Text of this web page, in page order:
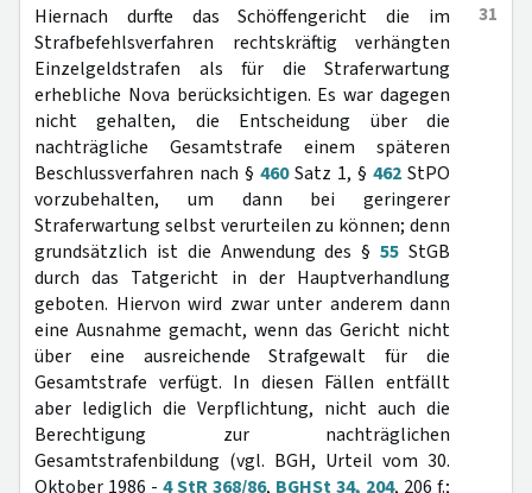
31
Hiernach durfte das Schöffengericht die im
Strafbefehlsverfahren rechtskräftig verhängten
Einzelgeldstrafen als für die Straferwartung
erhebliche Nova berücksichtigen. Es war dagegen
nicht gehalten, die Entscheidung über die
nachträgliche Gesamtstrafe einem späteren
Beschlussverfahren nach § 460Satz 1, § 462 StPO
vorzubehalten, um dann bei geringerer
Straferwartung selbst verurteilen zu können; denn
grundsätzlich ist die Anwendung des §55 StGB
durch das Tatgericht in der Hauptverhandlung
geboten. Hiervon wird zwar unter anderem dann
eine Ausnahme gemacht, wenn das Gericht nicht
über eine ausreichende Strafgewalt für die
Gesamtstrafe verfügt. In diesen Fällen entfällt
aber lediglich die Verpflichtung, nicht auch die
Berechtigung zur nachträglichen
Gesamtstrafenbildung (vgl. BGH, Urteil vom 30.
Oktober 1986 - 4 StR 368/86, BGHSt 34, 204, 206 f.;